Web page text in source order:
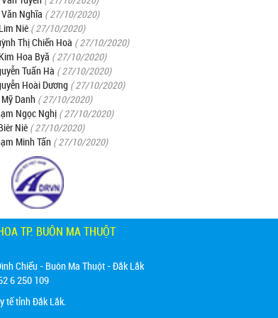
Nghĩa ( 27/10/2020)
Niê ( 27/10/2020)
Thị Chiến Hoà ( 27/10/2020)
Hoa Byă ( 27/10/2020)
Tuấn Hà ( 27/10/2020)
Hoài Dương ( 27/10/2020)
Danh ( 27/10/2020)
Ngọc Nghị ( 27/10/2020)
Niê ( 27/10/2020)
Minh Tấn ( 27/10/2020)
TP. BUÔN MA THUỘT
Chiểu - Buôn Ma Thuột - Đắk Lắk
6 250 109
tế tỉnh Đắk Lắk.